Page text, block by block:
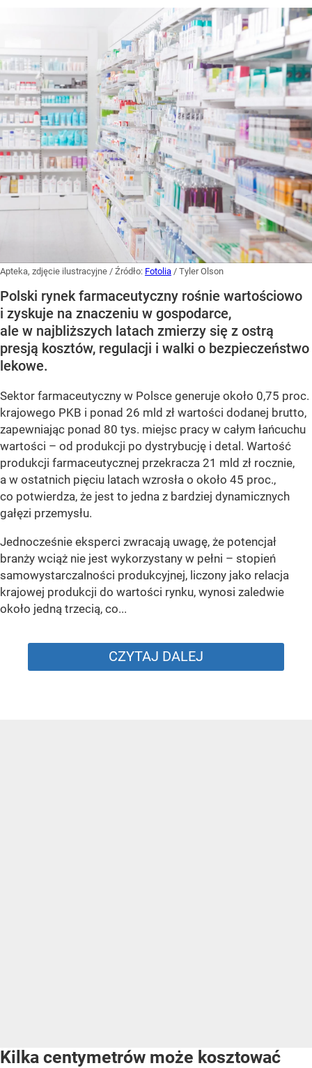
Apteka, zdjęcie ilustracyjne / Źródło: Fotolia / Tyler Olson
Polski rynek farmaceutyczny rośnie wartościowo
i zyskuje na znaczeniu w gospodarce,
ale w najbliższych latach zmierzy się z ostrą
presją kosztów, regulacji i walki o bezpieczeństwo
lekowe.
Sektor farmaceutyczny w Polsce generuje około 0,75 proc.
krajowego PKB i ponad 26 mld zł wartości dodanej brutto,
zapewniając ponad 80 tys. miejsc pracy w całym łańcuchu
wartości – od produkcji po dystrybucję i detal. Wartość
produkcji farmaceutycznej przekracza 21 mld zł rocznie,
a w ostatnich pięciu latach wzrosła o około 45 proc.,
co potwierdza, że jest to jedna z bardziej dynamicznych
gałęzi przemysłu.
Jednocześnie eksperci zwracają uwagę, że potencjał
branży wciąż nie jest wykorzystany w pełni – stopień
samowystarczalności produkcyjnej, liczony jako relacja
krajowej produkcji do wartości rynku, wynosi zaledwie
około jedną trzecią, co...
CZYTAJ DALEJ
Kilka centymetrów może kosztować